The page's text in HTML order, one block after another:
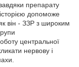
препарату
допоможе
він - ЗЗР з широким
центральної
нервову і